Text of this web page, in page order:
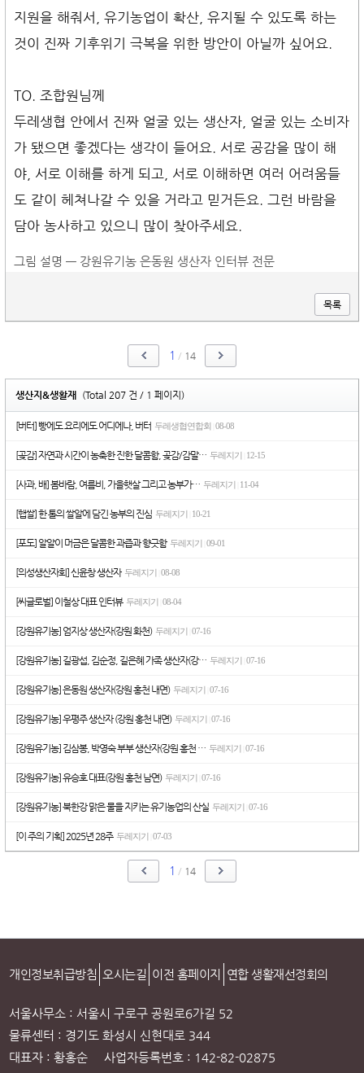
지원을 해줘서, 유기농업이 확산, 유지될 수 있도록 하는
것이 진짜 기후위기 극복을 위한 방안이 아닐까 싶어요.
TO. 조합원님께
두레생협 안에서 진짜 얼굴 있는 생산자, 얼굴 있는 소비자
가 됐으면 좋겠다는 생각이 들어요. 서로 공감을 많이 해
야, 서로 이해를 하게 되고, 서로 이해하면 여러 어려움들
도 같이 헤쳐나갈 수 있을 거라고 믿거든요. 그런 바람을
담아 농사하고 있으니 많이 찾아주세요.
그림 설명 — 강원유기농 은동원 생산자 인터뷰 전문
목록
1 / 14
생산지&생활재 (Total 207 건 / 1 페이지)
[버터] 빵에도 요리에도 어디에나, 버터 두레생협연합회 08-08
[곶감] 자연과 시간이 농축한 진한 달콤함, 곶감/감말… 두레지기 12-15
[사과, 배] 봄바람, 여름비, 가을햇살 그리고 농부가… 두레지기 11-04
[햅쌀] 한 톨의 쌀알에 담긴 농부의 진심 두레지기 10-21
[포도] 알알이 머금은 달콤한 과즙과 향긋함 두레지기 09-01
[의성생산자회] 신윤창 생산자 두레지기 08-08
[씨글로벌] 이철상 대표 인터뷰 두레지기 08-04
[강원유기농] 엄지상 생산자(강원 화천) 두레지기 07-16
[강원유기농] 길광섭, 김순정, 길은혜 가족 생산자(강… 두레지기 07-16
[강원유기농] 은동원 생산자(강원 홍천 내면) 두레지기 07-16
[강원유기농] 우평주 생산자 (강원 홍천 내면) 두레지기 07-16
[강원유기농] 김삼봉, 박영숙 부부 생산자(강원 홍천 … 두레지기 07-16
[강원유기농] 유승호 대표(강원 홍천 남면) 두레지기 07-16
[강원유기농] 북한강 맑은 물을 지키는 유기농업의 산실 두레지기 07-16
[이 주의 기획] 2025년 28주 두레지기 07-03
1 / 14
개인정보취급방침 오시는길 이전 홈페이지 연합 생활재선정회의
서울사무소 : 서울시 구로구 공원로6가길 52
물류센터 : 경기도 화성시 신현대로 344
대표자 : 황홍순 사업자등록번호 : 142-82-02875